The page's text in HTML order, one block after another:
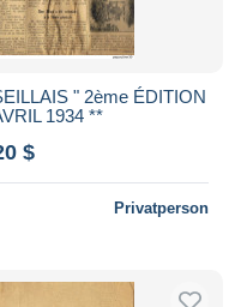
" 2ème ÉDITION
1934 **
$
Privatperson